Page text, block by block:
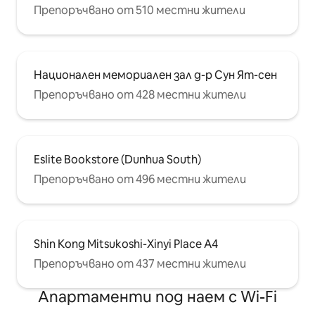
Препоръчвано от 510 местни жители
Национален мемориален зал д-р Сун Ят-сен
Препоръчвано от 428 местни жители
Eslite Bookstore (Dunhua South)
Препоръчвано от 496 местни жители
Shin Kong Mitsukoshi-Xinyi Place A4
Препоръчвано от 437 местни жители
Апартаменти под наем с Wi-Fi